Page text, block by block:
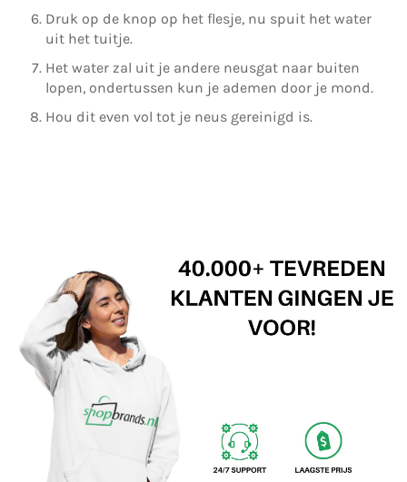
Druk op de knop op het flesje, nu spuit het water
uit het tuitje.
Het water zal uit je andere neusgat naar buiten
lopen, ondertussen kun je ademen door je mond.
Hou dit even vol tot je neus gereinigd is.